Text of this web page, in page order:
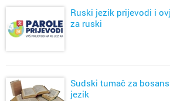
Ruski jezik prijevodi i
za ruski
Sudski tumač za
jezik